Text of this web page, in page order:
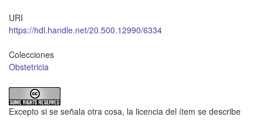
URI
https://hdl.handle.net/20.500.12990/6334
Colecciones
Obstetricia
Excepto si se señala otra cosa, la licencia del ítem se describe